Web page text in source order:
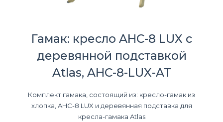
Гамак: кресло AHC-8 LUX с
деревянной подставкой
Atlas, AHC-8-LUX-AT
Комплект гамака, состоящий из: кресло-гамак из
хлопка, AHC-8 LUX и деревянная подставка для
кресла-гамака Atlas